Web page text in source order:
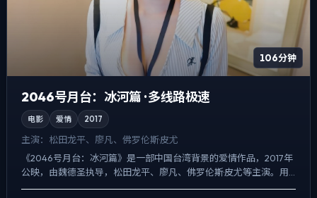
106分钟
2046号月台：冰河篇 · 多线路极速
电影 爱情 2017
主演： 松田龙平、廖凡、佛罗伦斯·皮尤
《2046号月台：冰河篇》是一部中国台湾背景的爱情作品，2017年
公映，由魏德圣执导，松田龙平、廖凡、佛罗伦斯·皮尤等主演。用